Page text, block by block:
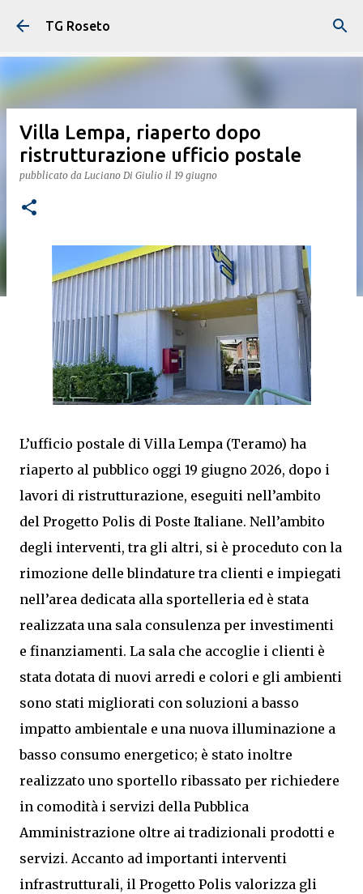
Passa ai contenuti principali
TG Roseto
Villa Lempa, riaperto dopo
ristrutturazione ufficio postale
pubblicato da Luciano Di Giulio il 19 giugno
L’ufficio postale di Villa Lempa (Teramo) ha
riaperto al pubblico oggi 19 giugno 2026, dopo i
lavori di ristrutturazione, eseguiti nell’ambito
del Progetto Polis di Poste Italiane. Nell’ambito
degli interventi, tra gli altri, si è proceduto con la
rimozione delle blindature tra clienti e impiegati
nell’area dedicata alla sportelleria ed è stata
realizzata una sala consulenza per investimenti
e finanziamenti. La sala che accoglie i clienti è
stata dotata di nuovi arredi e colori e gli ambienti
sono stati migliorati con soluzioni a basso
impatto ambientale e una nuova illuminazione a
basso consumo energetico; è stato inoltre
realizzato uno sportello ribassato per richiedere
in comodità i servizi della Pubblica
Amministrazione oltre ai tradizionali prodotti e
servizi. Accanto ad importanti interventi
infrastrutturali, il Progetto Polis valorizza gli